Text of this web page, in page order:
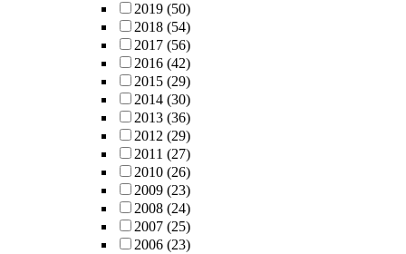
2019 (50)
2018 (54)
2017 (56)
2016 (42)
2015 (29)
2014 (30)
2013 (36)
2012 (29)
2011 (27)
2010 (26)
2009 (23)
2008 (24)
2007 (25)
2006 (23)